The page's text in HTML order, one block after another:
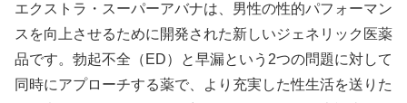
エクストラ・スーパーアバナは、男性の性的パフォーマン
スを向上させるために開発された新しいジェネリック医薬
品です。勃起不全（ED）と早漏という2つの問題に対して
同時にアプローチする薬で、より充実した性生活を送りた